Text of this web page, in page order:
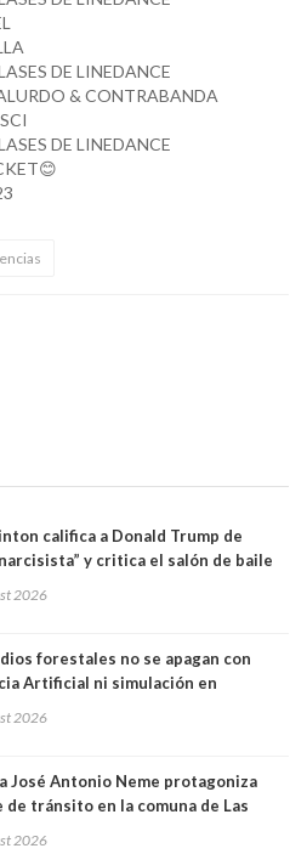
DE LINEDANCE
& CONTRABANDA
DE LINEDANCE
califica a Donald Trump de
y critica el salón de baile
está destruyendo”
2026
forestales no se apagan con
Artificial ni simulación en
Asentamientos Humanos PUC
2026
José Antonio Neme protagoniza
de tránsito en la comuna de Las
2026